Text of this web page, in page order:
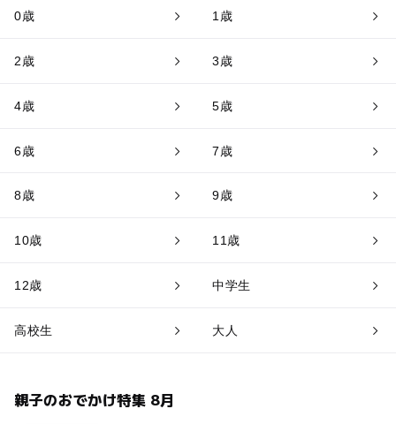
0歳 1歳
2歳 3歳
4歳 5歳
6歳 7歳
8歳 9歳
10歳 11歳
12歳 中学生
高校生 大人
親子のおでかけ特集 8月